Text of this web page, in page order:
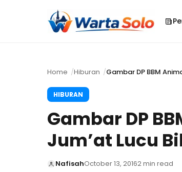
Home Hiburan Gambar DP BBM
HIBURAN
Gambar DP
Jum’at Lucu
NafisahOctober 13, 20162 min read